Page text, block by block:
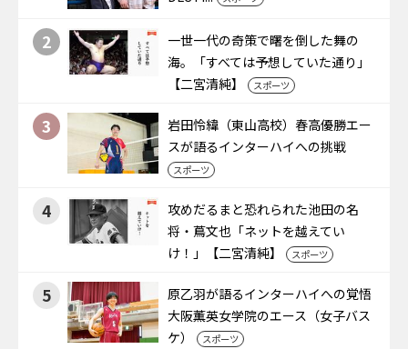
2
一世一代の奇策で曙を倒した舞の
海。「すべては予想していた通り」
【二宮清純】
スポーツ
3
岩田怜緯（東山高校）春高優勝エー
スが語るインターハイへの挑戦
スポーツ
4
攻めだるまと恐れられた池田の名
将・蔦文也「ネットを越えてい
け！」【二宮清純】
スポーツ
5
原乙羽が語るインターハイへの覚悟
大阪薫英女学院のエース（女子バス
ケ）
スポーツ